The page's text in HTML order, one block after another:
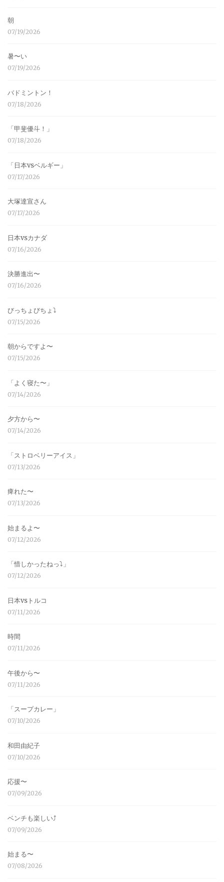
朝
07/19/2026
暑〜い
07/19/2026
バドミントン！
07/18/2026
「甲斐優斗！」
07/18/2026
「日本vsベルギー」
07/17/2026
大塚達宣さん
07/17/2026
日本vsカナダ
07/16/2026
決勝進出〜
07/16/2026
びっちょびちょ⤵︎
07/15/2026
朝からですよ〜
07/15/2026
「よく寝た〜」
07/14/2026
夕方から〜
07/14/2026
「ストロベリーアイス」
07/13/2026
痺れた〜
07/13/2026
始まるよ〜
07/12/2026
「惜しかったねっ⤵︎」
07/12/2026
日本vsトルコ
07/11/2026
時間
07/11/2026
午後から〜
07/11/2026
「スープカレー」
07/10/2026
和田由紀子
07/10/2026
応援〜
07/09/2026
ベンチも楽しい⤴︎
07/09/2026
始まる〜
07/08/2026